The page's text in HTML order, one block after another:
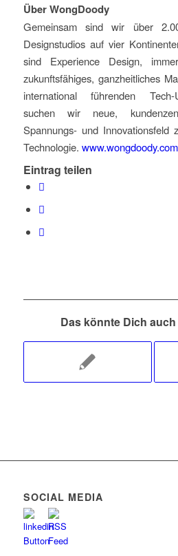
Über WongDoody
Gemeinsam sind wir über
Designstudios auf vier
sind Experience Design,
zukunftsfähiges, ganzheitliches
international führenden Tech-
suchen wir neue,
Spannungs- und Innovationsfeld
Technologie. www.wongdoody.com
Eintrag teilen
Das könnte Dich
SOCIAL MEDIA